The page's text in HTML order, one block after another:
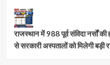
राजस्थान में 988 पूर्व संविदा नर्सों की
से सरकारी अस्पतालों को मिलेगी बड़ी